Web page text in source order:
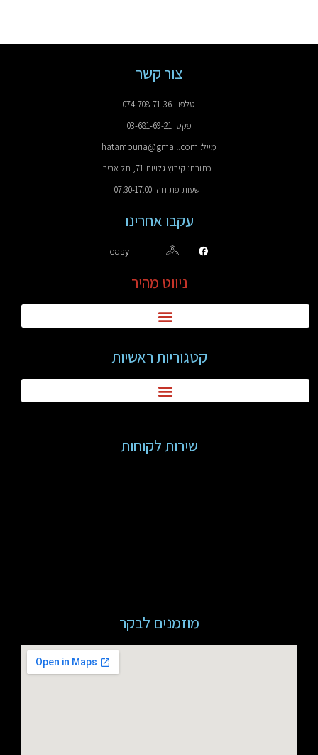
צור קשר
טלפון: 074-708-71-36
פקס: 03-681-69-21
מייל: hatamburia@gmail.com
כתובת: קיבוץ גלויות 71, תל אביב
שעות פתיחה: 07:30-17:00
עקבו אחרינו
easy
ניווט מהיר
קטגוריות ראשיות
שירות לקוחות
מוזמנים לבקר